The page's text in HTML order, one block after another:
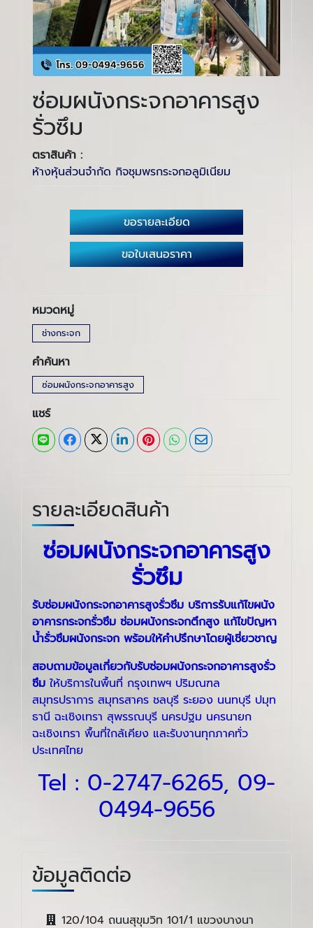
ซ่อมผนังกระจกอาคารสูง
รั่วซึม
ตราสินค้า :
ห้างหุ้นส่วนจำกัด กิจชุมพรกระจกอลูมิเนียม
ขอรายละเอียด
ขอใบเสนอราคา
หมวดหมู่
ช่างกระจก
คำค้นหา
ซ่อมผนังกระจกอาคารสูง
แชร์
รายละเอียดสินค้า
ซ่อมผนังกระจกอาคารสูง
รั่วซึม
รับซ่อมผนังกระจกอาคารสูงรั่วซึม บริการรับแก้ไขผนัง
อาคารกระจกรั่วซึม ซ่อมผนังกระจกตึกสูง แก้ไขปัญหา
น้ำรั่วซึมผนังกระจก พร้อมให้คำปรึกษาโดยผู้เชี่ยวชาญ
สอบถามข้อมูลเกี่ยวกับรับซ่อมผนังกระจกอาคารสูงรั่ว
ซึม ให้บริการในพื้นที่ กรุงเทพฯ ปริมณฑล
สมุทรปราการ สมุทรสาคร ชลบุรี ระยอง นนทบุรี ปมุท
ธานี ฉะเชิงเทรา สุพรรณบุรี นครปฐม นครนายก
ฉะเชิงเทรา พื้นที่ใกล้เคียง และรับงานทุกภาคทั่ว
ประเทศไทย
Tel : 0-2747-6265, 09-
0494-9656
ข้อมูลติดต่อ
120/104 ถนนสุขุมวิท 101/1 แขวงบางนา